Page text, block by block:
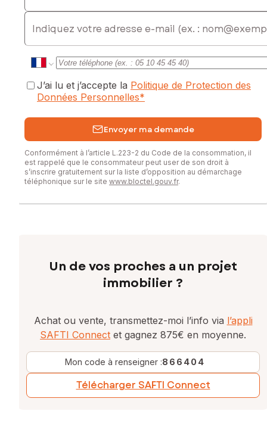
E-mail
J’ai lu et j’accepte la Politique de Protection des
Données Personnelles*
Envoyer ma demande
Conformément à l’article L.223-2 du Code de la consommation, il
est rappelé que le consommateur peut user de son droit à
s’inscrire gratuitement sur la liste d’opposition au démarchage
téléphonique sur le site www.bloctel.gouv.fr.
Un de vos proches a un projet
immobilier ?
Achat ou vente, transmettez-moi l’info via l’appli
SAFTI Connect et gagnez 875€ en moyenne.
Mon code à renseigner :866404
Télécharger SAFTI Connect